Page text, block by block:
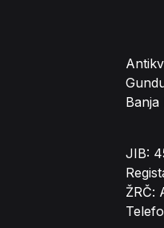
Banja
JIB:
ŽRČ: